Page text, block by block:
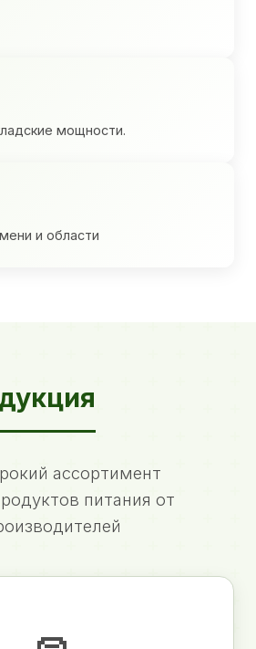
мощности.
и области
ассортимент
питания от